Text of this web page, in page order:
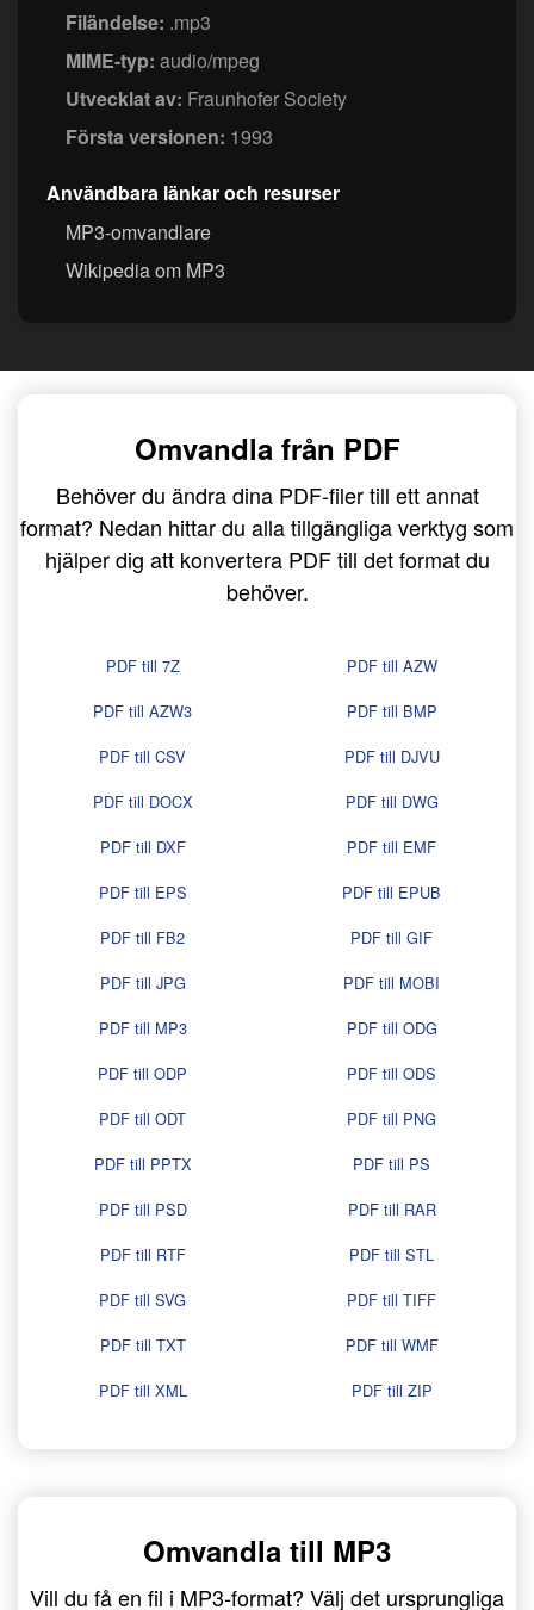
Filändelse: .mp3
MIME-typ: audio/mpeg
Utvecklat av: Fraunhofer Society
Första versionen: 1993
Användbara länkar och resurser
MP3-omvandlare
Wikipedia om MP3
Omvandla från PDF
Behöver du ändra dina PDF-filer till ett annat
format? Nedan hittar du alla tillgängliga verktyg som
hjälper dig att konvertera PDF till det format du
behöver.
PDF till 7Z
PDF till AZW
PDF till AZW3
PDF till BMP
PDF till CSV
PDF till DJVU
PDF till DOCX
PDF till DWG
PDF till DXF
PDF till EMF
PDF till EPS
PDF till EPUB
PDF till FB2
PDF till GIF
PDF till JPG
PDF till MOBI
PDF till MP3
PDF till ODG
PDF till ODP
PDF till ODS
PDF till ODT
PDF till PNG
PDF till PPTX
PDF till PS
PDF till PSD
PDF till RAR
PDF till RTF
PDF till STL
PDF till SVG
PDF till TIFF
PDF till TXT
PDF till WMF
PDF till XML
PDF till ZIP
Omvandla till MP3
Vill du få en fil i MP3-format? Välj det ursprungliga